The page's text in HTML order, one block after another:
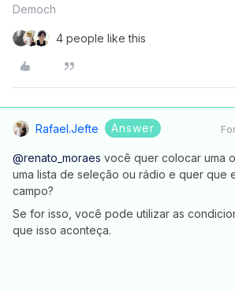
Democh
4 people like this
Rafael.jefte Answer
@renato_moraes você quer colocar uma
uma lista de seleção ou rádio e quer que
campo?
Se for isso, você pode utilizar as
que isso aconteça.